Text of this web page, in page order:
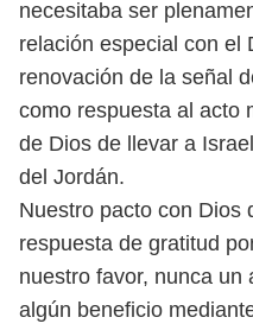
necesitaba ser
relación especial con el
renovación de la señal
como respuesta al acto
de Dios de llevar a
del Jordán.
Nuestro pacto con Dios
respuesta de gratitud
nuestro favor, nunca un
algún beneficio